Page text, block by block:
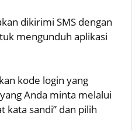
dikirimi SMS dengan
mengunduh aplikasi
kode login yang
Anda minta melalui
kata sandi” dan pilih